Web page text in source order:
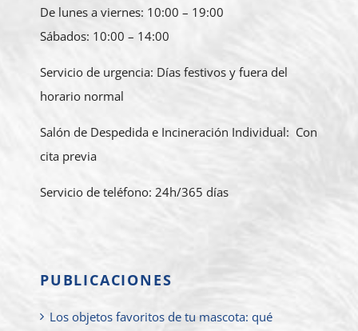
De lunes a viernes: 10:00 – 19:00
Sábados: 10:00 – 14:00
Servicio de urgencia: Días festivos y fuera del
horario normal
Salón de Despedida e Incineración Individual: Con
cita previa
Servicio de teléfono: 24h/365 días
PUBLICACIONES
Los objetos favoritos de tu mascota: qué